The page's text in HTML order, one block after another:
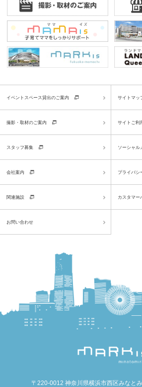
イベントスペース貸出のご案内
撮影・取材のご案内
スタッフ募集
会社案内
関連施設
お問い合わせ
サイトマッ
サイトご利
ソーシャル
プライバシ
カスタマー
〒220-0012 神奈川県横浜市西区みなと